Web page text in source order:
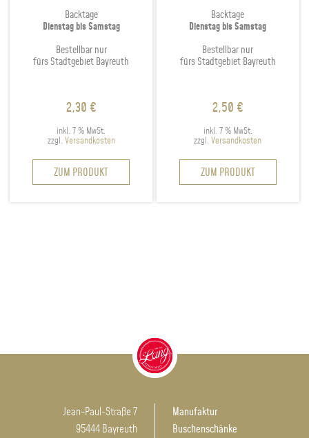
Backtage
Dienstag bis Samstag
Bestellbar nur
fürs Stadtgebiet Bayreuth
2,30 €
inkl. 7 % MwSt.
zzgl. Versandkosten
ZUM PRODUKT
Backtage
Dienstag bis Samstag
Bestellbar nur
fürs Stadtgebiet Bayreuth
2,50 €
inkl. 7 % MwSt.
zzgl.Versandkosten
ZUM PRODUKT
Jean-Paul-Straße 7
95444 Bayreuth
Manufaktur
Buschenschänke